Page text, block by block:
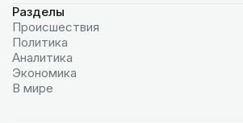
Разделы
Происшествия
Политика
Аналитика
Экономика
В мире